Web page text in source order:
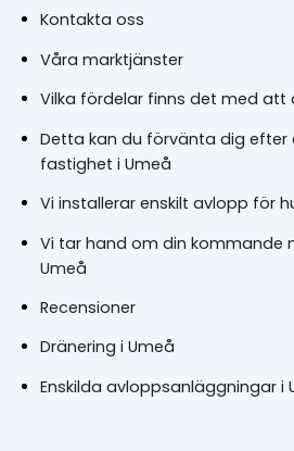
Kontakta oss
Våra marktjänster
Vilka fördelar finns det med att
Detta kan du förvänta dig efter
fastighet i Umeå
Vi installerar enskilt avlopp för
Vi tar hand om din kommande
Umeå
Recensioner
Dränering i Umeå
Enskilda avloppsanläggningar i